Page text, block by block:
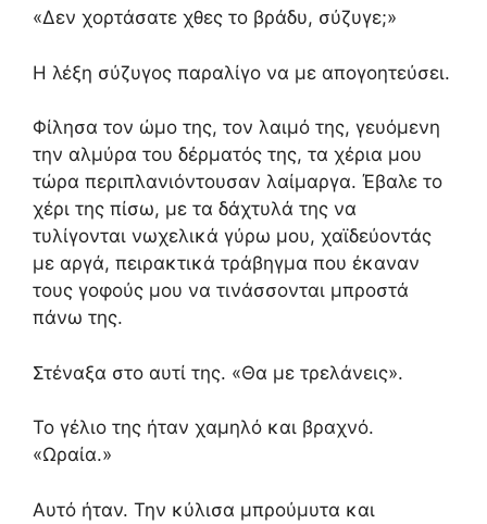
«Δεν χορτάσατε χθες το βράδυ, σύζυγε;»
Η λέξη σύζυγος παραλίγο να με απογοητεύσει.
Φίλησα τον ώμο της, τον λαιμό της, γευόμενη
την αλμύρα του δέρματός της, τα χέρια μου
τώρα περιπλανιόντουσαν λαίμαργα. Έβαλε το
χέρι της πίσω, με τα δάχτυλά της να
τυλίγονται νωχελικά γύρω μου, χαϊδεύοντάς
με αργά, πειρακτικά τράβηγμα που έκαναν
τους γοφούς μου να τινάσσονται μπροστά
πάνω της.
Στέναξα στο αυτί της. «Θα με τρελάνεις».
Το γέλιο της ήταν χαμηλό και βραχνό.
«Ωραία.»
Αυτό ήταν. Την κύλισα μπρούμυτα και